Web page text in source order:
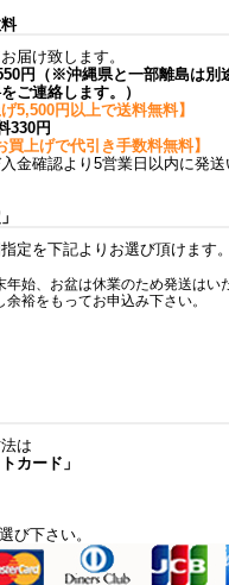
届け致します。
円（※沖縄県と一部離島は別
ご連絡します。）
5,500円以上で送料無料】
330円
買上げで代引き手数料無料】
金確認より5営業日以内に発送
定を下記よりお選び頂けます
始、お盆は休業のため発送はい
裕をもってお申込み下さい。
は
カード」
び下さい。